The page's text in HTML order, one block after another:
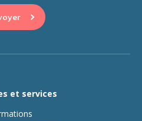
et services